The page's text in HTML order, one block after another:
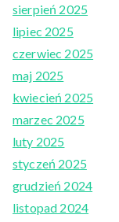
sierpień 2025
lipiec 2025
czerwiec 2025
maj 2025
kwiecień 2025
marzec 2025
luty 2025
styczeń 2025
grudzień 2024
listopad 2024